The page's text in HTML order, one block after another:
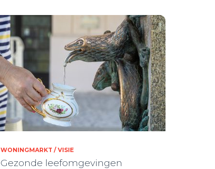
WONINGMARKT / VISIE
Gezonde leefomgevingen